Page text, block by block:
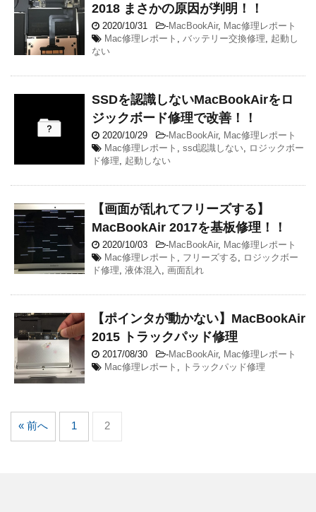
2018 まさかの原因が判明！！
2020/10/31 -MacBookAir, Mac修理レポート
Mac修理レポート , バッテリー交換修理, 起動し
ない
SSDを認識しないMacBookAirをロ
ジックボード修理で改善！！
2020/10/29 -MacBookAir, Mac修理レポート
Mac修理レポート , ssd認識しない, ロジックボー
ド修理, 起動しない
【画面が乱れてフリーズする】
MacBookAir 2017を基板修理！！
2020/10/03 -MacBookAir, Mac修理レポート
Mac修理レポート , フリーズする, ロジックボー
ド修理, 液体混入 , 画面乱れ
【ポインタが動かない】MacBookAir
2015 トラックパッド修理
2017/08/30 -MacBookAir, Mac修理レポート
Mac修理レポート , トラックパッド修理
« 前へ 1 2